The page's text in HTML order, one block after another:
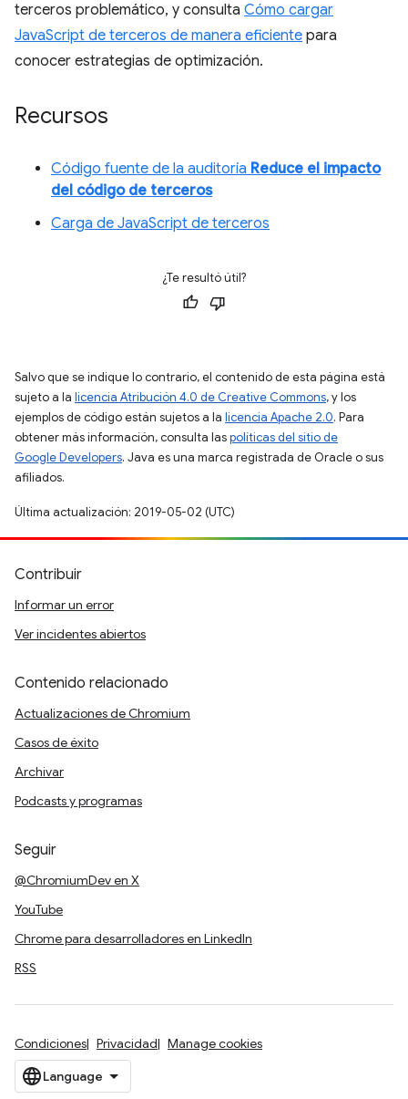
terceros problemático, y consulta Cómo cargar
JavaScript de terceros de manera eficiente para
conocer estrategias de optimización.
Recursos
Código fuente de la auditoría Reduce el impacto
del código de terceros
Carga de JavaScript de terceros
¿Te resultó útil?
Salvo que se indique lo contrario, el contenido de esta página está
sujeto a la licencia Atribución 4.0 de Creative Commons, y los
ejemplos de código están sujetos a la licencia Apache 2.0. Para
obtener más información, consulta laspolíticas del sitio de
Google Developers. Java es una marca registrada de Oracle o sus
afiliados.
Última actualización: 2019-05-02 (UTC)
Contribuir
Informar un error
Ver incidentes abiertos
Contenido relacionado
Actualizaciones de Chromium
Casos de éxito
Archivar
Podcasts y programas
Seguir
@ChromiumDev en X
YouTube
Chrome para desarrolladores en LinkedIn
RSS
Condiciones Privacidad Manage cookies